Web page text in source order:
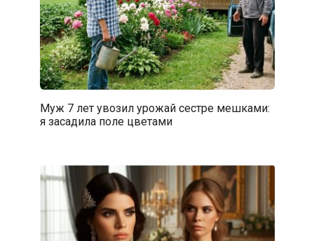
Муж 7 лет увозил урожай сестре мешками:
я засадила поле цветами